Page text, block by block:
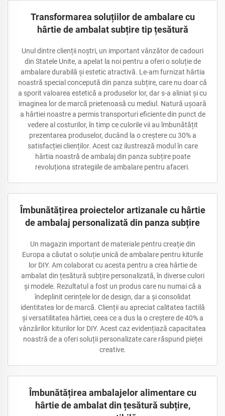
Transformarea soluțiilor de ambalare cu
hârtie de ambalat subțire tip țesătură
Unul dintre clienții noștri, un important vânzător de cadouri
din Statele Unite, a apelat la noi pentru a oferi o soluție de
ambalare durabilă și estetic atractivă. Le-am furnizat hârtia
noastră special concepută din panza subțire, care nu doar că
a sporit valoarea estetică a produselor lor, dar s-a aliniat și cu
imaginea lor de marcă prietenoasă cu mediul. Natură ușoară
a hârtiei noastre a permis transporturi eficiente din punct de
vedere al costurilor, în timp ce culorile vii au îmbunătățit
prezentarea produselor, ducând la o creștere cu 30% a
satisfacției clienților. Acest caz ilustrează modul în care
hârtia noastră de ambalaj din panza subțire poate
revoluționa strategiile de ambalare pentru afaceri.
Îmbunătățirea proiectelor artizanale cu hârtie
de ambalaj personalizată din panza subțire
Un magazin important de materiale pentru creație din
Europa a căutat o soluție unică de ambalare pentru kiturile
lor DIY. Am colaborat cu acesta pentru a crea hârtie de
ambalat din țesătură subțire personalizată, în diverse culori
și modele. Rezultatul a fost un produs care nu numai că a
îndeplinit cerințele lor de design, dar a și consolidat
identitatea lor de marcă. Clienții au apreciat calitatea tactilă
și versatilitatea hârtiei, ceea ce a dus la o creștere de 40% a
vânzărilor kiturilor lor DIY. Acest caz evidențiază capacitatea
noastră de a oferi soluții personalizate care răspund pieței
creative.
Îmbunătățirea ambalajelor alimentare cu
hârtie de ambalat din țesătură subțire,